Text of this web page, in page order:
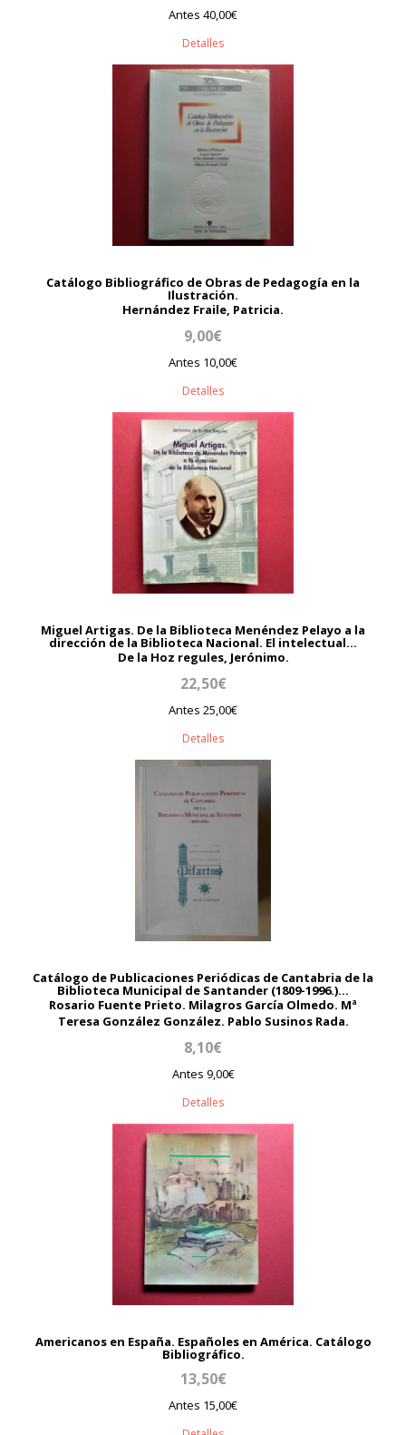
Antes 40,00€
Detalles
Catálogo Bibliográfico de Obras de Pedagogía en la
Ilustración.
Hernández Fraile, Patricia.
9,00€
Antes 10,00€
Detalles
Miguel Artigas. De la Biblioteca Menéndez Pelayo a la
dirección de la Biblioteca Nacional. El intelectual...
De la Hoz regules, Jerónimo.
22,50€
Antes 25,00€
Detalles
Catálogo de Publicaciones Periódicas de Cantabria de la
Biblioteca Municipal de Santander (1809-1996.)...
Rosario Fuente Prieto. Milagros García Olmedo. Mª
Teresa González González. Pablo Susinos Rada.
8,10€
Antes 9,00€
Detalles
Americanos en España. Españoles en América. Catálogo
Bibliográfico.
13,50€
Antes 15,00€